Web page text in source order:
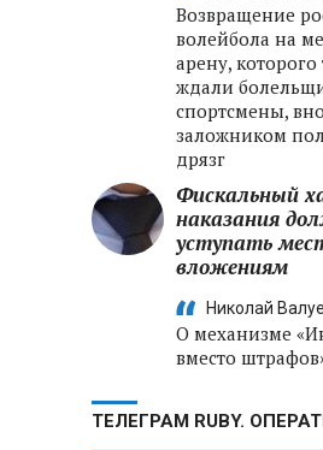
Возвращение
волейбола на
арену, которого
ждали
спортсмены,
заложником
дрязг
Фискальный
наказания
уступать
вложениям
Николай
О механизме
вместо
ТЕЛЕГРАМ RUBY.